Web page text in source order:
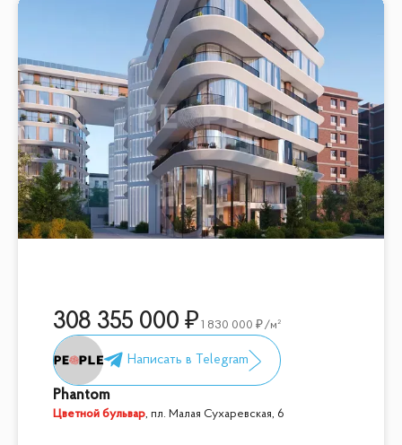
308 355 000 1 830 000 /м²
Phantom
Цветной бульвар, пл. Малая Сухаревская, 6